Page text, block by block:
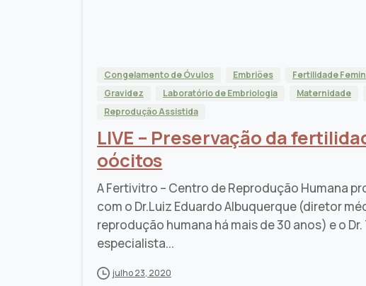
Congelamento de Óvulos Embriões Fertilidade
Gravidez
Laboratório de Embriologia Maternidade
Reprodução Assistida
LIVE – Preservação da
oócitos
A Fertivitro – Centro de Reprodução Humana
com o Dr.Luiz Eduardo Albuquerque (diretor
reprodução humana há mais de 30 anos) e o
especialista...
julho 23, 2020